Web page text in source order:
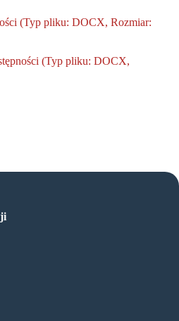
(Typ pliku: DOCX, Rozmiar:
(Typ pliku: DOCX,